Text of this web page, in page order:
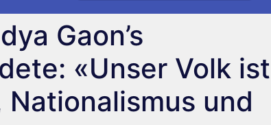
Gaon’s
«Unser Volk ist
und